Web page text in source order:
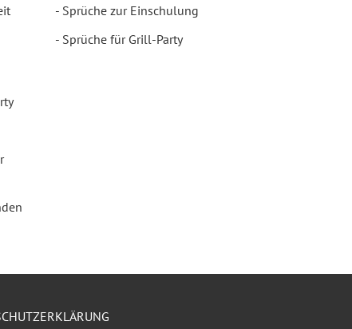
Sprüche zur Einschulung
Sprüche für Grill-Party